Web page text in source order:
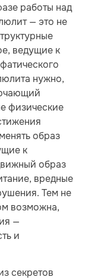
работы над
— это не
ведущие к
нужно,
физические
образ
к
образ
вредные
Тем не
возможна,
—
и
секретов